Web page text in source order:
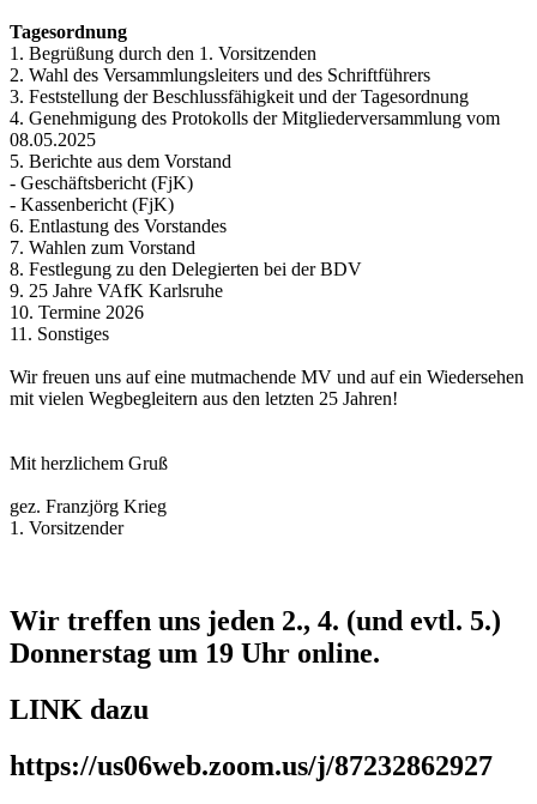
Tagesordnung
1. Begrüßung durch den 1. Vorsitzenden
2. Wahl des Versammlungsleiters und des Schriftführers
3. Feststellung der Beschlussfähigkeit und der Tagesordnung
4. Genehmigung des Protokolls der Mitgliederversammlung vom
08.05.2025
5. Berichte aus dem Vorstand
- Geschäftsbericht (FjK)
- Kassenbericht (FjK)
6. Entlastung des Vorstandes
7. Wahlen zum Vorstand
8. Festlegung zu den Delegierten bei der BDV
9. 25 Jahre VAfK Karlsruhe
10. Termine 2026
11. Sonstiges
Wir freuen uns auf eine mutmachende MV und auf ein Wiedersehen
mit vielen Wegbegleitern aus den letzten 25 Jahren!
Mit herzlichem Gruß
gez. Franzjörg Krieg
1. Vorsitzender
Wir treffen uns jeden 2., 4. (und evtl. 5.)
Donnerstag um 19 Uhr online.
LINK dazu
https://us06web.zoom.us/j/87232862927